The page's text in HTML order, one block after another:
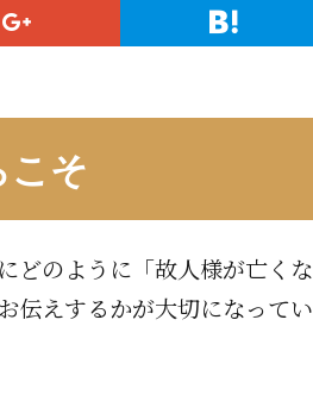
こそ
どのように「故人様が亡くな
伝えするかが大切になってい